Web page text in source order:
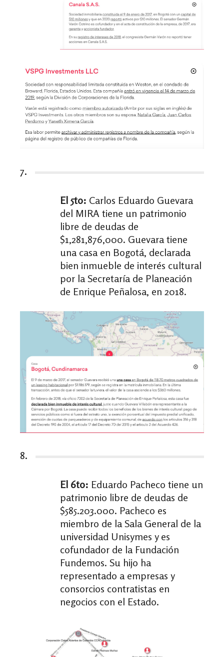
7.
El 5to: Carlos Eduardo Guevara
del MIRA tiene un patrimonio
libre de deudas de
$1,281,876,000. Guevara tiene
una casa en Bogotá, declarada
bien inmueble de interés cultural
por la Secretaría de Planeación
de Enrique Peñalosa, en 2018.
8.
El 6to: Eduardo Pacheco tiene un
patrimonio libre de deudas de
$585.203.000. Pacheco es
miembro de la Sala General de la
universidad Unisymes y es
cofundador de la Fundación
Fundemos. Su hijo ha
representado a empresas y
consorcios contratistas en
negocios con el Estado.